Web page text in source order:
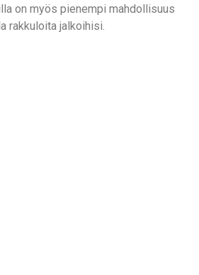
on myös pienempi mahdollisuus
rakkuloita jalkoihisi.